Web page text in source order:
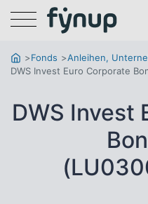
Menu
Fonds Anleihen,
DWS Invest Euro Corporate
DWS Invest